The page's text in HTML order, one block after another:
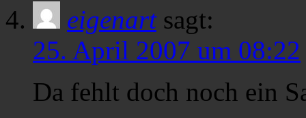
eigenart sagt:
25. April 2007 um 08:22
Da fehlt doch noch ein